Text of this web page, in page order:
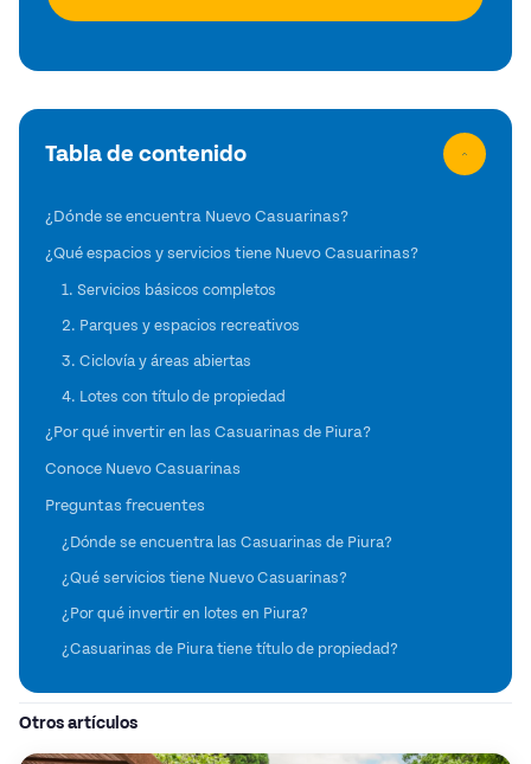
Tabla de contenido
¿Dónde se encuentra Nuevo Casuarinas?
¿Qué espacios y servicios tiene Nuevo Casuarinas?
1. Servicios básicos completos
2. Parques y espacios recreativos
3. Ciclovía y áreas abiertas
4. Lotes con título de propiedad
¿Por qué invertir en las Casuarinas de Piura?
Conoce Nuevo Casuarinas
Preguntas frecuentes
¿Dónde se encuentra las Casuarinas de Piura?
¿Qué servicios tiene Nuevo Casuarinas?
¿Por qué invertir en lotes en Piura?
¿Casuarinas de Piura tiene título de propiedad?
Otros artículos